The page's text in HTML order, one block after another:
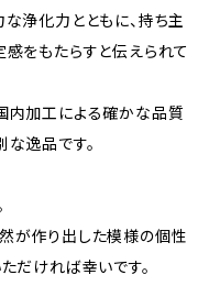
浄化力とともに、持ち主
をもたらすと伝えられて
内加工による確かな品質
逸品です。
が作り出した模様の個性
だければ幸いです。